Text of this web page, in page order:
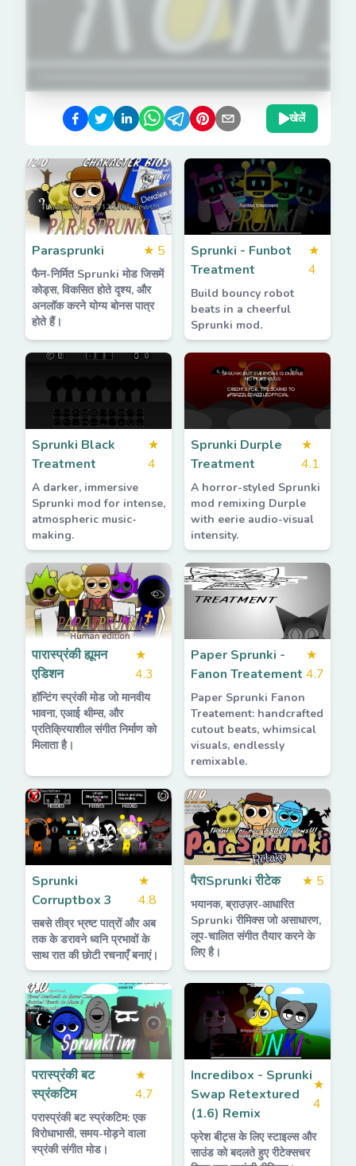
खेलें
Parasprunki ★ 5
फैन-निर्मित Sprunki मोड जिसमें
कोड्स, विकसित होते दृश्य, और
अनलॉक करने योग्य बोनस पात्र
होते हैं।
Sprunki - Funbot
Treatment
★
4
Build bouncy robot
beats in a cheerful
Sprunki mod.
Sprunki Black
Treatment
★
4
A darker, immersive
Sprunki mod for intense,
atmospheric music-
making.
Sprunki Durple
Treatment
★
4.1
A horror-styled Sprunki
mod remixing Durple
with eerie audio-visual
intensity.
पारास्प्रंकी ह्यूमन
एडिशन
★
4.3
हॉन्टिंग स्प्रंकी मोड जो मानवीय
भावना, एआई थीम्स, और
प्रतिक्रियाशील संगीत निर्माण को
मिलाता है।
Paper Sprunki -
Fanon Treatement
★
4.7
Paper Sprunki Fanon
Treatement: handcrafted
cutout beats, whimsical
visuals, endlessly
remixable.
Sprunki
Corruptbox 3
★
4.8
सबसे तीव्र भ्रष्ट पात्रों और अब
तक के डरावने ध्वनि प्रभावों के
साथ रात की छोटी रचनाएँ बनाएं।
पैराSprunki रीटेक ★ 5
भयानक, ब्राउज़र-आधारित
Sprunki रीमिक्स जो असाधारण,
लूप-चालित संगीत तैयार करने के
लिए है।
परास्प्रंकी बट
स्प्रंकटिम
★
4.7
परास्प्रंकी बट स्प्रंकटिम: एक
विरोधाभासी, समय-मोड़ने वाला
स्प्रंकी संगीत मोड।
Incredibox - Sprunki
Swap Retextured
(1.6) Remix
★
4
फ्रेश बीट्स के लिए स्टाइल्स और
साउंड को बदलते हुए रीटेक्सचर